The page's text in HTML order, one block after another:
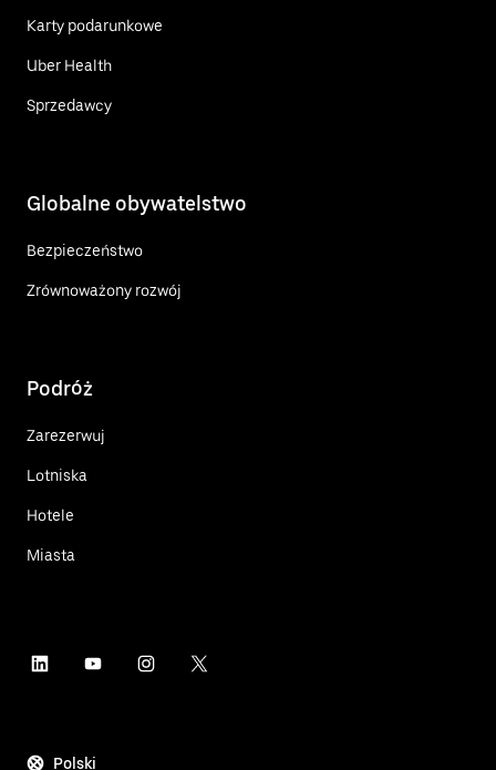
Karty podarunkowe
Uber Health
Sprzedawcy
Globalne obywatelstwo
Bezpieczeństwo
Zrównoważony rozwój
Podróż
Zarezerwuj
Lotniska
Hotele
Miasta
Polski